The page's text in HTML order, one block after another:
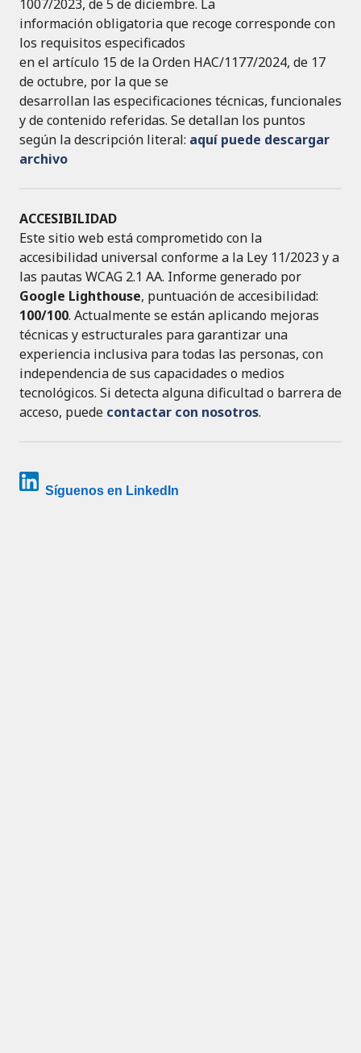
1007/2023, de 5 de diciembre. La
información obligatoria que recoge corresponde con
los requisitos especificados
en el artículo 15 de la Orden HAC/1177/2024, de 17
de octubre, por la que se
desarrollan las especificaciones técnicas, funcionales
y de contenido referidas. Se detallan los puntos
según la descripción literal: aquí puede descargar
archivo
ACCESIBILIDAD
Este sitio web está comprometido con la
accesibilidad universal conforme a la Ley 11/2023 y a
las pautas WCAG 2.1 AA. Informe generado por
Google Lighthouse, puntuación de accesibilidad:
100/100. Actualmente se están aplicando mejoras
técnicas y estructurales para garantizar una
experiencia inclusiva para todas las personas, con
independencia de sus capacidades o medios
tecnológicos. Si detecta alguna dificultad o barrera de
acceso, puede contactar con nosotros.
Síguenos en LinkedIn